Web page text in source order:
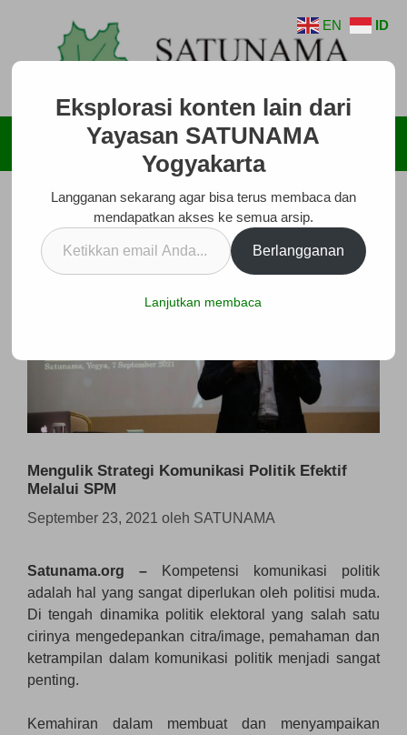
Menu
Mengulik Strategi Komunikasi Politik Efektif
Melalui SPM
September 23, 2021 oleh SATUNAMA
Satunama.org – Kompetensi komunikasi politik
adalah hal yang sangat diperlukan oleh politisi muda.
Di tengah dinamika politik elektoral yang salah satu
cirinya mengedepankan citra/image, pemahaman dan
ketrampilan dalam komunikasi politik menjadi sangat
penting.
Kemahiran dalam membuat dan menyampaikan
EN ID
Eksplorasi konten lain dari
Yayasan SATUNAMA
Yogyakarta
Langganan sekarang agar bisa terus membaca dan
mendapatkan akses ke semua arsip.
Ketikkan
email
Berlangganan
Lanjutkan membaca